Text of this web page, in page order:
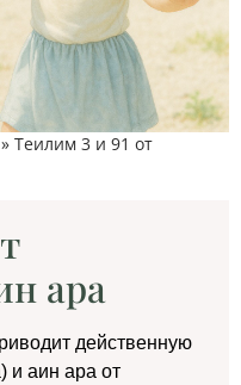
Теилим 3 и 91 от
ара
действенную
и аин ара от